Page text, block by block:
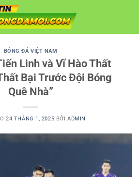
BÓNG ĐÁ VIỆT NAM
Linh và Vĩ Hào Thất
Bại Trước Đội Bóng
Quê Nhà”
24 THÁNG 1, 2025 BỞI ADMIN